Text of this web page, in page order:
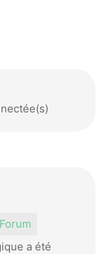
Forum
a été